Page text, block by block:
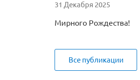
31 Декабря 2025
Мирного Рождества!
Все публикации